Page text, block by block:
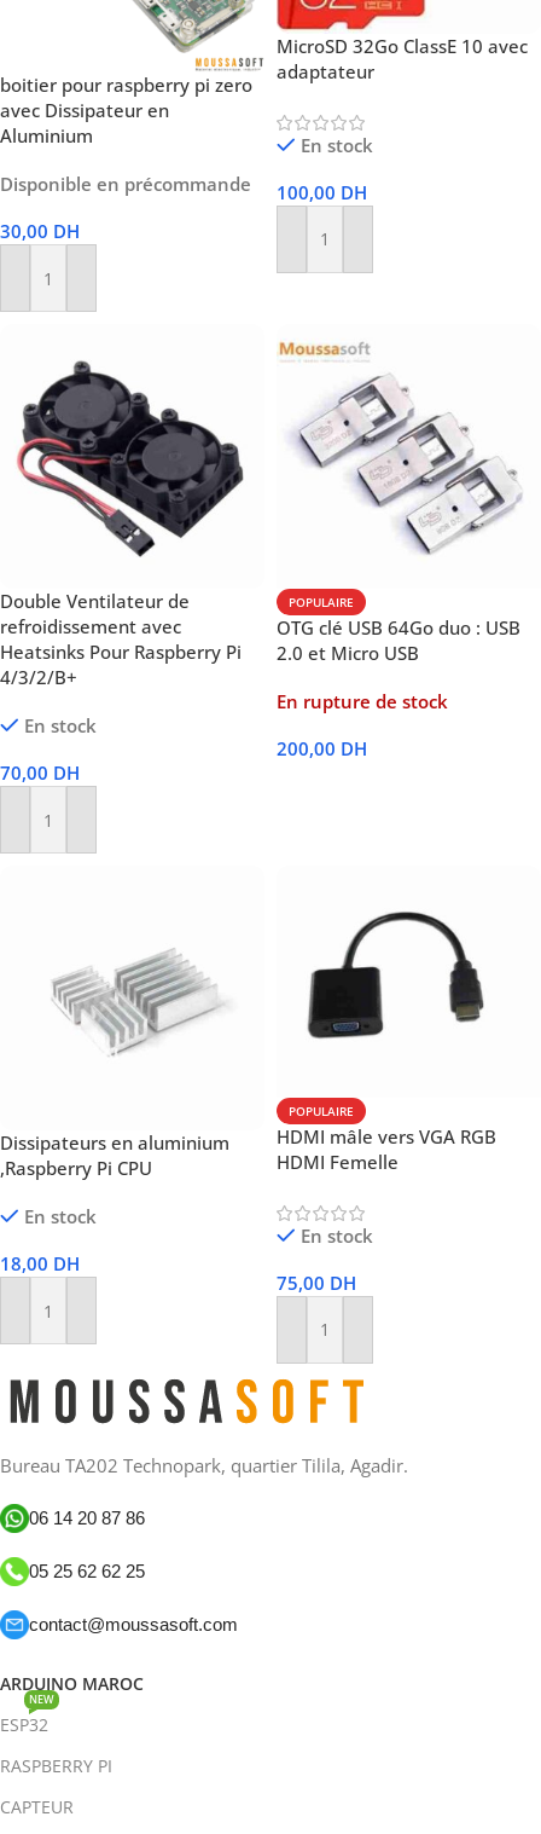
boitier pour raspberry pi zero
avec Dissipateur en
Aluminium
Disponible en précommande
30,00 DH
Ajouter Au Panier
MicroSD 32Go ClassE 10 avec
adaptateur
En stock
100,00 DH
Ajouter Au Panier
Double Ventilateur de
refroidissement avec
Heatsinks Pour Raspberry Pi
4/3/2/B+
En stock
70,00 DH
Ajouter Au Panier
POPULAIRE
OTG clé USB 64Go duo : USB
2.0 et Micro USB
En rupture de stock
200,00 DH
Dissipateurs en aluminium
,Raspberry Pi CPU
En stock
18,00 DH
Ajouter Au Panier
POPULAIRE
HDMI mâle vers VGA RGB
HDMI Femelle
En stock
75,00 DH
Ajouter Au Panier
Bureau TA202 Technopark, quartier Tilila, Agadir.
06 14 20 87 86
05 25 62 62 25
contact@moussasoft.com
ARDUINO MAROC
ESP32
NEW
RASPBERRY PI
CAPTEUR